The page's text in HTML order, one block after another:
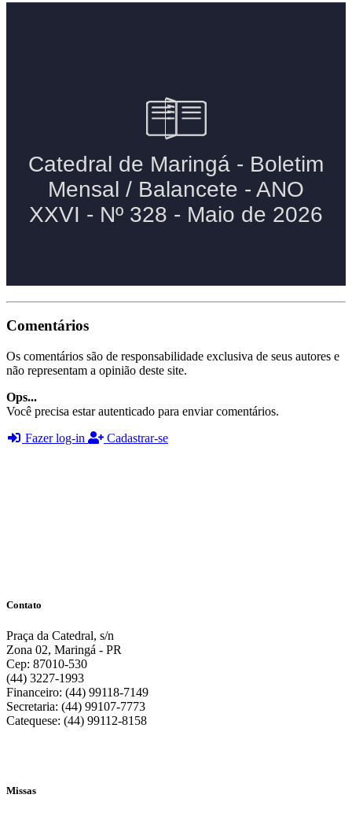
Comentários
Os comentários são de responsabilidade exclusiva de seus autores e
não representam a opinião deste site.
Ops...
Você precisa estar autenticado para enviar comentários.
Fazer log-in
Cadastrar-se
Contato
Praça da Catedral, s/n
Zona 02, Maringá - PR
Cep: 87010-530
(44) 3227-1993
Financeiro: (44) 99118-7149
Secretaria: (44) 99107-7773
Catequese: (44) 99112-8158
Missas